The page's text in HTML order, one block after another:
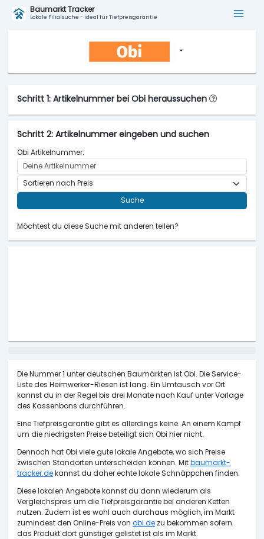
Baumarkt Tracker
Lokale Filialsuche - ideal für Tiefpreisgarantie
Schritt 1: Artikelnummer bei Obi heraussuchen
Schritt 2: Artikelnummer eingeben und suchen
Obi Artikelnummer:
Suche
Möchtest du diese Suche mit anderen teilen?
Die Nummer 1 unter deutschen Baumärkten ist Obi. Die Service-
Liste des Heimwerker-Riesen ist lang. Ein Umtausch vor Ort
kannst du in der Regel bis drei Monate nach Kauf unter Vorlage
des Kassenbons durchführen.
Eine Tiefpreisgarantie gibt es allerdings keine. An einem Kampf
um die niedrigsten Preise beteiligt sich Obi hier nicht.
Dennoch hat Obi viele gute lokale Angebote, wo sich Preise
zwischen Standorten unterscheiden können. Mitbaumarkt-
tracker.dekannst du daher echte lokale Schnäppchen finden.
Diese lokalen Angebote kannst du dann wiederum als
Vergleichspreis um die Tiefpreisgarantie bei anderen Ketten
nutzen. Zudem ist es wohl auch durchaus möglich, im Markt
zumindest den Online-Preis von obi.de zu bekommen sofern
das Produkt dort günstiger gelistet ist als im Markt.